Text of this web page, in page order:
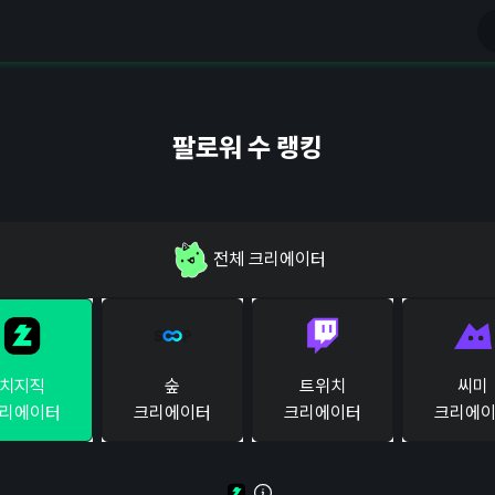
팔로워 수 랭킹
전체 크리에이터
치지직
에이터
숲
크리에이터
트위치
크리에이터
씨미
크리에